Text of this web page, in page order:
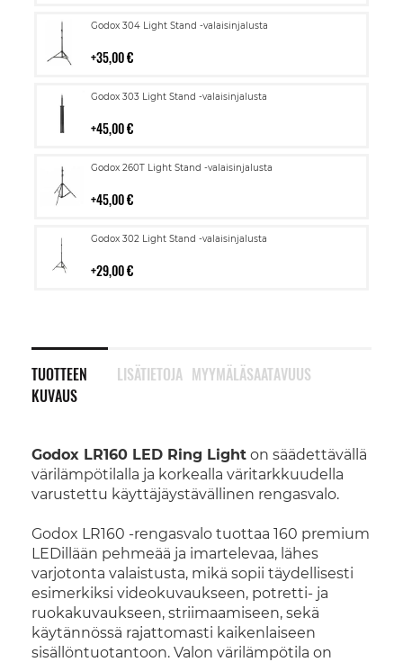
Godox 304 Light Stand -valaisinjalusta
35,00 €
Lisää
Godox 303 Light Stand -valaisinjalusta
45,00 €
Lisää
Godox 260T Light Stand -valaisinjalusta
45,00 €
Lisää
Godox 302 Light Stand -valaisinjalusta
29,00 €
Lisää
TUOTTEEN
KUVAUS
Godox LR160 LED Ring Light on säädettävällä
värilämpötilalla ja korkealla väritarkkuudella
varustettu käyttäjäystävällinen rengasvalo.
Godox LR160 -rengasvalo tuottaa 160 premium
LEDillään pehmeää ja imartelevaa, lähes
varjotonta valaistusta, mikä sopii täydellisesti
esimerkiksi videokuvaukseen, potretti- ja
ruokakuvaukseen, striimaamiseen, sekä
käytännössä rajattomasti kaikenlaiseen
sisällöntuotantoon. Valon värilämpötila on
LISÄTIETOJA MYYMÄLÄSAATAVUUS